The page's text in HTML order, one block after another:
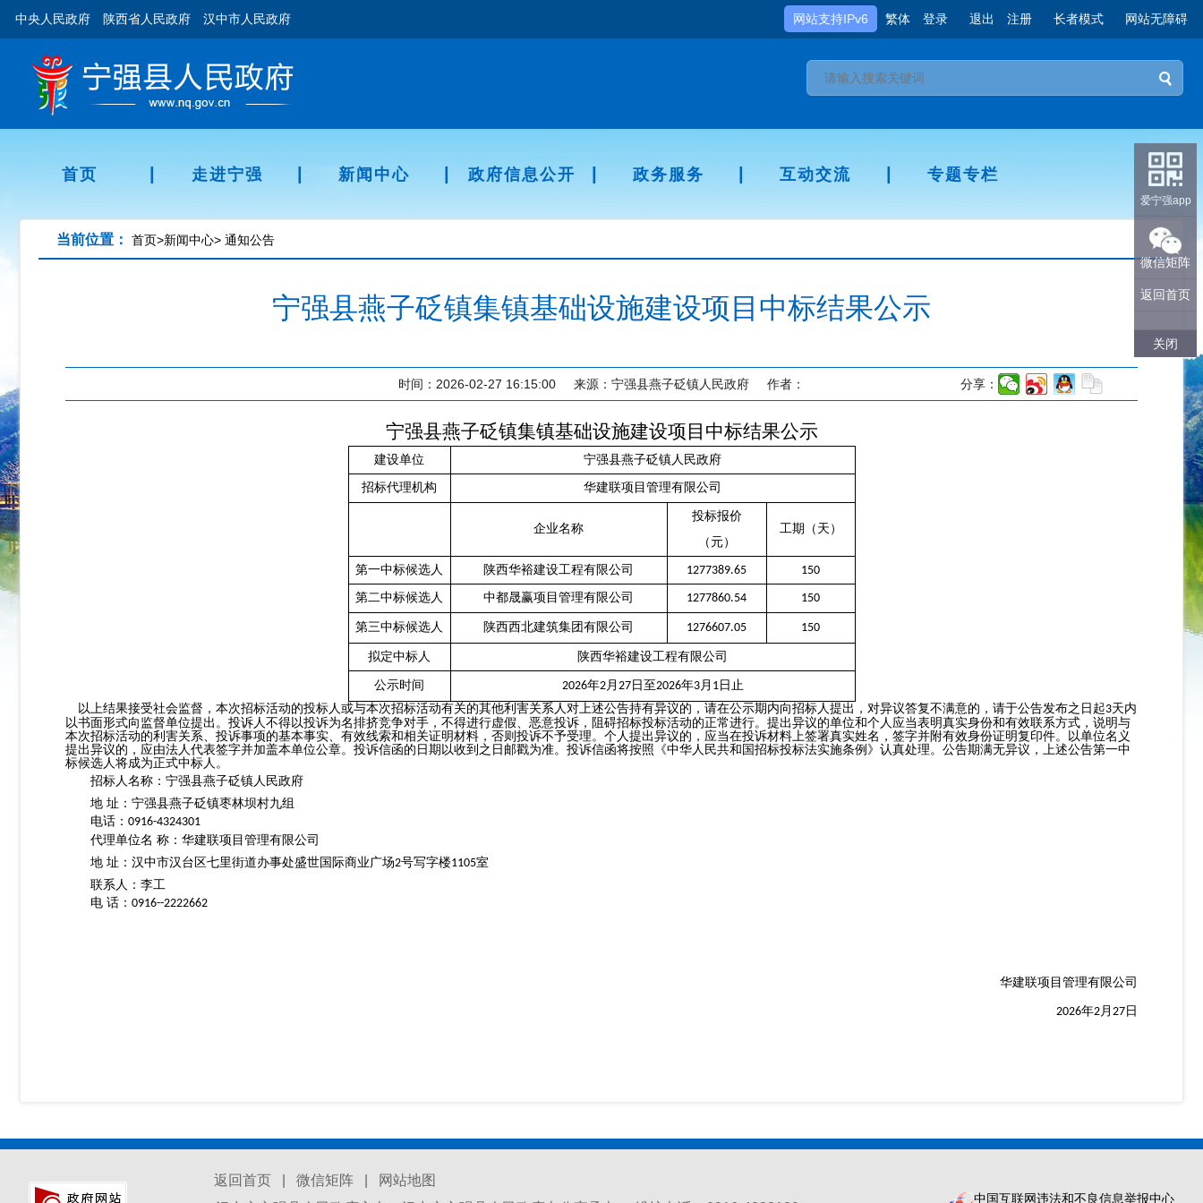
中央人民政府 陕西省人民政府 汉中市人民政府 网站支持IPv6 繁体 登录 退出 注册 长者模式 网站无障碍
首页 走进宁强 新闻中心 政府信息公开 政务服务 互动交流 专题专栏
当前位置： 首页>新闻中心> 通知公告
宁强县燕子砭镇集镇基础设施建设项目中标结果公示
时间：2026-02-27 16:15:00 来源：宁强县燕子砭镇人民政府 作者： 分享：
宁强县燕子砭镇集镇基础设施建设项目中标结果公示
建设单位 宁强县燕子砭镇人民政府
招标代理机构 华建联项目管理有限公司
企业名称
投标报价
（元）
工期（天）
第一中标候选人 陕西华裕建设工程有限公司 1277389.65
150
第二中标候选人
中都晟赢项目管理有限公司 1277860.54 150
第三中标候选人 陕西西北建筑集团有限公司 1276607.05 150
拟定中标人 陕西华裕建设工程有限公司
公示时间 2026年2月 27日至2026年3月 1日止
以上结果接受社会监督，本次招标活动的投标人或与本次招标活动有关的其他利害关系人对上述公告持有异议的，请在公示期内向招标人提出，对异议答复不满意的，请于公告发布之日起3天内
以书面形式向监督单位提出。投诉人不得以投诉为名排挤竞争对手，不得进行虚假、恶意投诉，阻碍招标投标活动的正常进行。提出异议的单位和个人应当表明真实身份和有效联系方式，说明与
本次招标活动的利害关系、投诉事项的基本事实、有效线索和相关证明材料，否则投诉不予受理。个人提出异议的，应当在投诉材料上签署真实姓名，签字并附有效身份证明复印件。以单位名义
提出异议的，应由法人代表签字并加盖本单位公章。投诉信函的日期以收到之日邮戳为准。投诉信函将按照《中华人民共和国招标投标法实施条例》认真处理。公告期满无异议，上述公告第一中
标候选人将成为正式中标人。
招标人名称：宁强县燕子砭镇人民政府
地 址：宁强县燕子砭镇枣林坝村九组
电话： 0916-4324301
代理单位名 称：华建联项目管理有限公司
地 址：汉中市汉台区七里街道办事处盛世国际商业广场2号写字楼1105室
联系人：李工
电 话： 0916--2222662
华建联项目管理有限公司
2026年2月 27 日
返回首页 微信矩阵
网站地图
中国互联网违法和不良信息举报中心
爱宁强app
微信矩阵
返回首页
关闭